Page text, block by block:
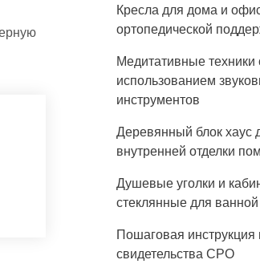
Кресла для дома и
ортопедической
Медитативные техники
использованием
инструментов
Деревянный блок хаус
внутренней отделки
Душевые уголки и
стеклянные для ванной
Пошаговая инструкция
свидетельства СРО